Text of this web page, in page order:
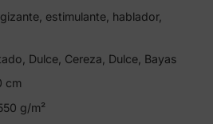
estimulante, hablador,
Dulce, Cereza, Dulce, Bayas
cm
g/m²